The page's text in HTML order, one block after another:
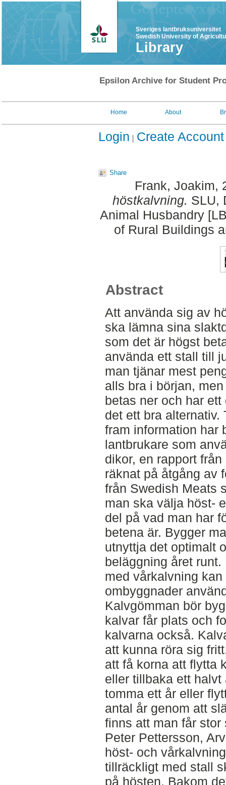
Sveriges lantbruksuniversitet
Swedish University of
Library
Epsilon Archive for Student
Home About
Login Create Account
Share
Frank, Joakim,
höstkalvning. SLU,
Animal Husbandry
of Rural Buildings
Abstract
Att använda sig av
ska lämna sina
som det är högst
använda ett stall till
man tjänar mest
alls bra i början,
betas ner och har
det ett bra
fram information har
lantbrukare som
dikor, en rapport
räknat på åtgång av
från Swedish Meats
man ska välja höst-
del på vad man har
betena är. Bygger
utnyttja det optimalt
beläggning året
med vårkalvning
ombyggnader
Kalvgömman bör
kalvar får plats och
kalvarna också.
att kunna röra sig
att få korna att flytta
eller tillbaka ett halvt
tomma ett år eller
antal år genom att
finns att man får
Peter Pettersson,
höst- och
tillräckligt med stall
på hösten. Bakom